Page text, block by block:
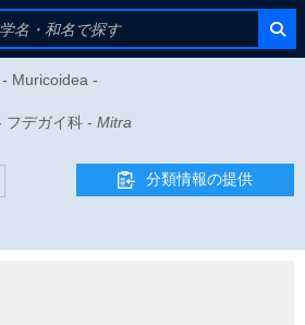
Muricoidea -
フデガイ科 - Mitra
分類情報の提供